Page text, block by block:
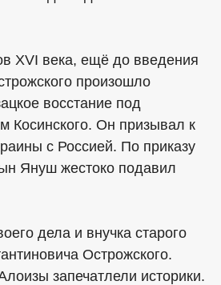
XVI века, ещё до введения
произошло
восстание под
Косинского. Он призывал к
с Россией. По приказу
Януш жестоко подавил
дела и внучка старого
Острожского.
запечатлели историки.